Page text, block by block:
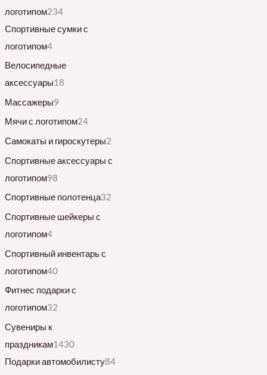
логотипом234
Спортивные сумки с
логотипом4
Велосипедные
аксессуары18
Массажеры9
Мячи с логотипом24
Самокаты и гироскутеры2
Спортивные аксессуары с
логотипом98
Спортивные полотенца32
Спортивные шейкеры с
логотипом4
Спортивный инвентарь с
логотипом40
Фитнес подарки с
логотипом32
Сувениры к
праздникам1430
Подарки автомобилисту84